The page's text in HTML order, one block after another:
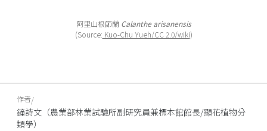
阿里山根節蘭 Calanthe arisanensis
(Source: Kuo-Chu Yueh/CC 2.0/wiki)
作者
鐘詩文（農業部林業試驗所副研究員兼標本館館長/顯花植物分
類學）